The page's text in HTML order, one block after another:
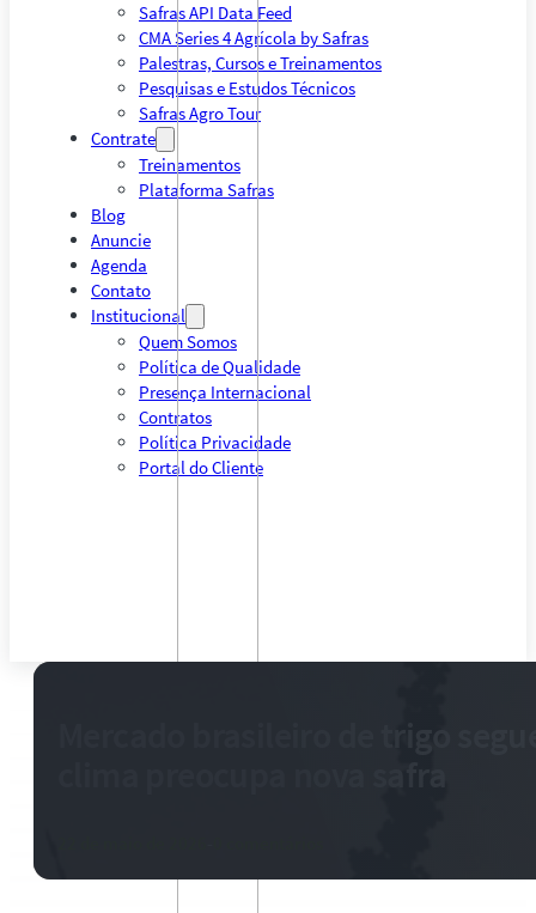
Safras API Data Feed
CMA Series 4 Agrícola by Safras
Palestras, Cursos e Treinamentos
Pesquisas e Estudos Técnicos
Safras Agro Tour
Contrate
Treinamentos
Plataforma Safras
Blog
Anuncie
Agenda
Contato
Institucional
Quem Somos
Política de Qualidade
Presença Internacional
Contratos
Política Privacidade
Portal do Cliente